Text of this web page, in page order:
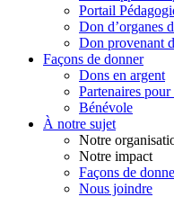
Portail
Don d’organes
Don provenant
Façons de donner
Dons en argent
Partenaires
Bénévole
À notre sujet
Notre
Notre impact
Façons de
Nous joindre